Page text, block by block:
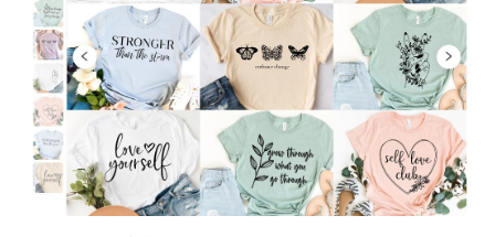
8. Масштабуйте фото